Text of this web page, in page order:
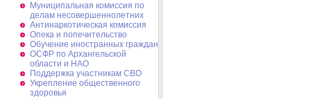
Муниципальная комиссия по
делам несовершеннолетних
Антинаркотическая комиссия
Опека и попечительство
Обучение иностранных граждан
ОСФР по Архангельской
области и НАО
Поддержка участникам СВО
Укрепление общественного
здоровья